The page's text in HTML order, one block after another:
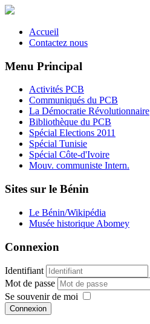
Accueil
Contactez nous
Menu Principal
Activités PCB
Communiqués du PCB
La Démocratie Révolutionnaire
Bibliothèque du PCB
Spécial Elections 2011
Spécial Tunisie
Spécial Côte-d'Ivoire
Mouv. communiste Intern.
Sites sur le Bénin
Le Bénin/Wikipédia
Musée historique Abomey
Connexion
Identifiant
Mot de passe
Se souvenir de moi
Connexion